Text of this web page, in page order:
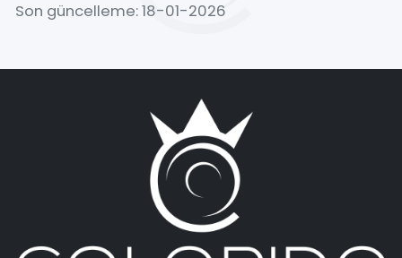
Son güncelleme: 18-01-2026